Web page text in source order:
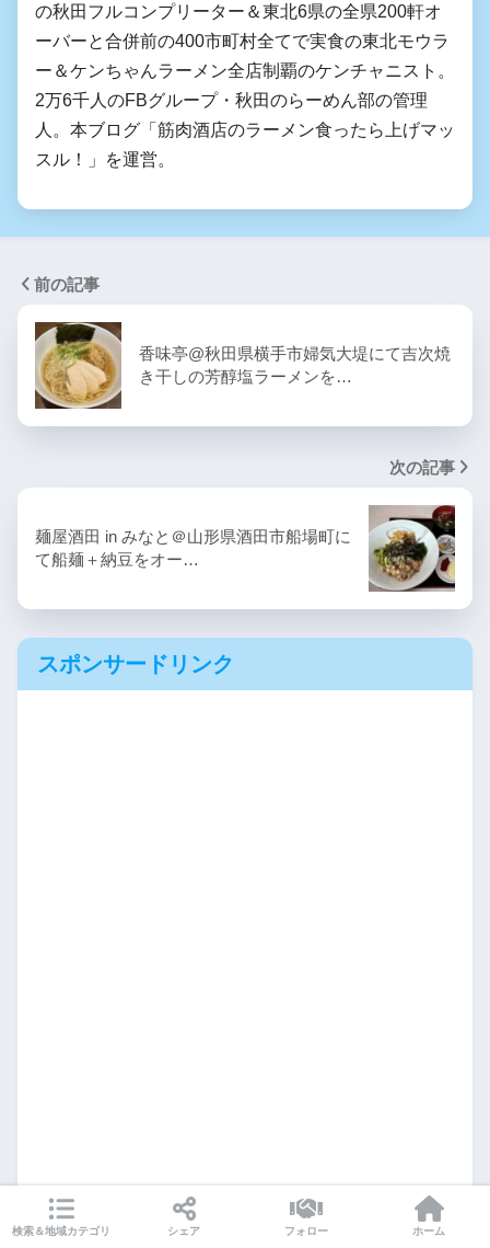
の秋田フルコンプリーター＆東北6県の全県200軒オ
ーバーと合併前の400市町村全てで実食の東北モウラ
ー＆ケンちゃんラーメン全店制覇のケンチャニスト。
2万6千人のFBグループ・秋田のらーめん部の管理
人。本ブログ「筋肉酒店のラーメン食ったら上げマッ
スル！」を運営。
前の記事
香味亭@秋田県横手市婦気大堤にて吉次焼
き干しの芳醇塩ラーメンを…
次の記事
麺屋酒田 in みなと＠山形県酒田市船場町に
て船麺＋納豆をオー…
スポンサードリンク
検索＆地域カテゴリ シェア フォロー ホーム